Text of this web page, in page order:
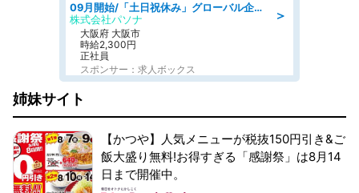
＞
09月開始/「土日祝休み」グローバル企業での産業保健のお仕事/保健師/高時給/残業なし/服装自由
株式会社パソナ
大阪府 大阪市
時給2,300円
正社員
スポンサー：求人ボックス
姉妹サイト
【かつや】人気メニューが税抜150円引き&ご
飯大盛り無料!お得すぎる「感謝祭」は8月14
日まで開催中。